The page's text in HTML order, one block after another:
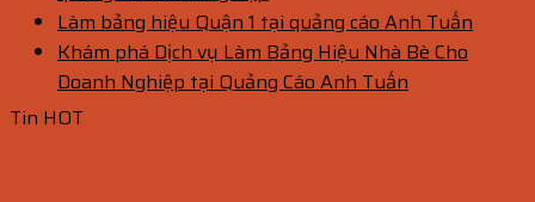
Làm bảng hiệu Quận 1 tại quảng cáo Anh Tuấn
Khám phá Dịch vụ Làm Bảng Hiệu Nhà Bè Cho
Doanh Nghiệp tại Quảng Cáo Anh Tuấn
Tin HOT